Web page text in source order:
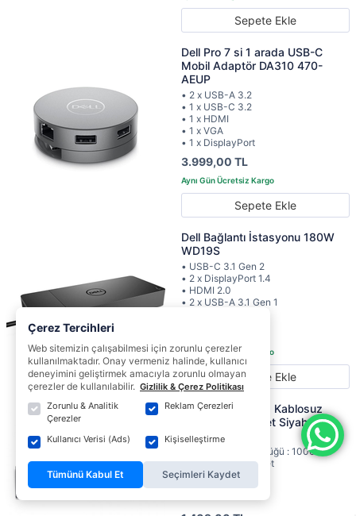
Sepete Ekle
Dell Pro 7 si 1 arada USB-C
Mobil Adaptör DA310 470-
AEUP
• 2 x USB-A 3.2
• 1 x USB-C 3.2
• 1 x HDMI
• 1 x VGA
• 1 x DisplayPort
3.999,00 TL
Sepete Ekle
Dell Bağlantı İstasyonu 180W
WD19S
• USB-C 3.1 Gen 2
• 2 x DisplayPort 1.4
• HDMI 2.0
• 2 x USB-A 3.1 Gen 1
Sepete Ekle
Dell KM5221W Q Kablosuz
Klavye Mouse Set Siyah 580-
AJRB
• Hareket Çözünürlüğü : 1000DPI
• Mouse Tuş : 3 Adet
• Arayüz : 2.4GHz
Çerez Tercihleri
Web sitemizin çalışabilmesi için zorunlu çerezler
kullanılmaktadır. Onay vermeniz halinde, kullanıcı
deneyimini geliştirmek amacıyla zorunlu olmayan
çerezler de kullanılabilir. Gizlilik & Çerez Politikası
Zorunlu & Analitik
Çerezler
Reklam Çerezleri
Kullanıcı Verisi (Ads) Kişiselleştirme
Tümünü Kabul Et Seçimleri Kaydet